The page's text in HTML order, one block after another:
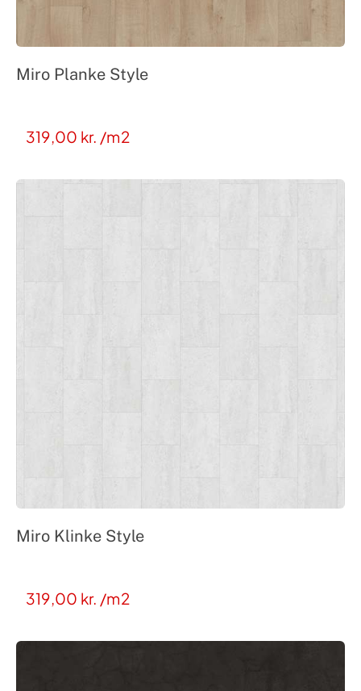
Miro Planke Style
319,00 kr. /m2
Miro Klinke Style
319,00 kr. /m2